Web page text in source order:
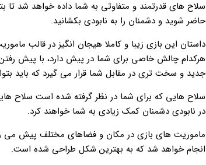
سلاح های قدرتمند و متفاوتی به شما داده خواهد شد تا
حاضر شوید و دشمنان را به نابودی بکشانید.
داستان این بازی زیبا و کاملا هیجان انگیز در قالب
هرکدام چالش خاصی برای شما در پیش دارد، با پیش
جدید و سخت تری در مقابل شما قرار می گیرد که باید
سلاح هایی که برای شما در نظر گرفته شده است سلاح
در نابودی دشمنان کمک زیادی به شما خواهند کرد.
ماموریت های بازی در مکان و فضاهای مختلف پیش
انجام خواهد شد که به بهترین شکل طراحی شده است.